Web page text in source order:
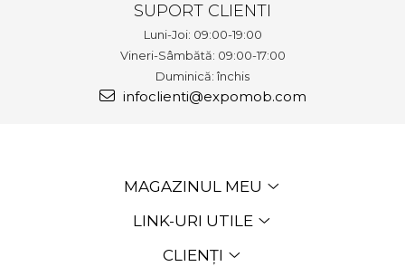
SUPORT CLIENTI
Luni-Joi: 09:00-19:00
Vineri-Sâmbătă: 09:00-17:00
Duminică: închis
infoclienti@expomob.com
MAGAZINUL MEU
LINK-URI UTILE
CLIENȚI